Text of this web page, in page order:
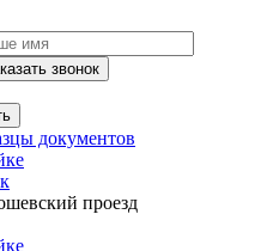
звонок
документов
проезд